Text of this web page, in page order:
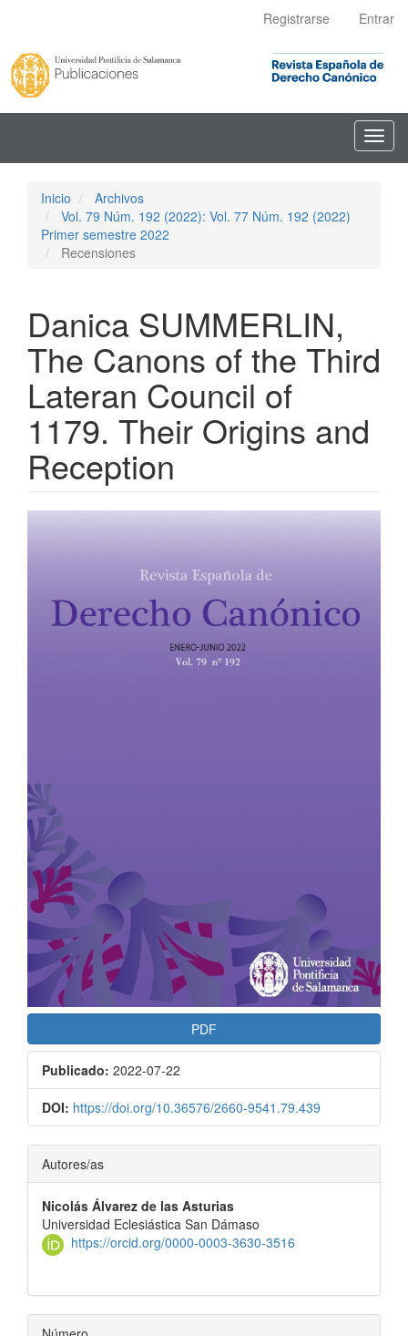
principal
Barra
lateral
Registrarse Entrar
Inicio
Archivos
Vol. 79 Núm. 192 (2022): Vol. 77 Núm. 192 (2022)
Primer semestre 2022
Recensiones
Danica SUMMERLIN,
The Canons of the Third
Lateran Council of
1179. Their Origins and
Reception
Barra
lateral
artículo
PDF
Publicado: 2022-07-22
DOI: https://doi.org/10.36576/2660-9541.79.439
Contenido
principal
del
artículo
Autores/as
Nicolás Álvarez de las Asturias
Universidad Eclesiástica San Dámaso
https://orcid.org/0000-0003-3630-3516